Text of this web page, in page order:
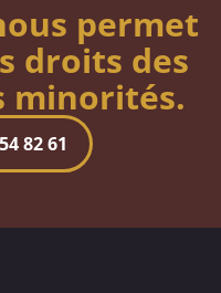
permet
droits des
minorités.
82 61